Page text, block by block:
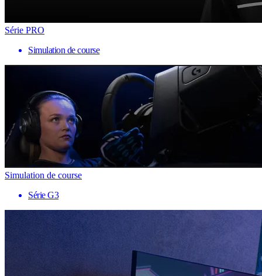
Série PRO
Simulation de course
Simulation de course
Série G3